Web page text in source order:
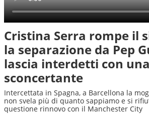
Cristina Serra rompe il
la separazione da Pep
lascia interdetti con
sconcertante
Intercettata in Spagna, a Barcellona la
non svela più di quanto sappiamo e si
questione rinnovo con il Manchester City